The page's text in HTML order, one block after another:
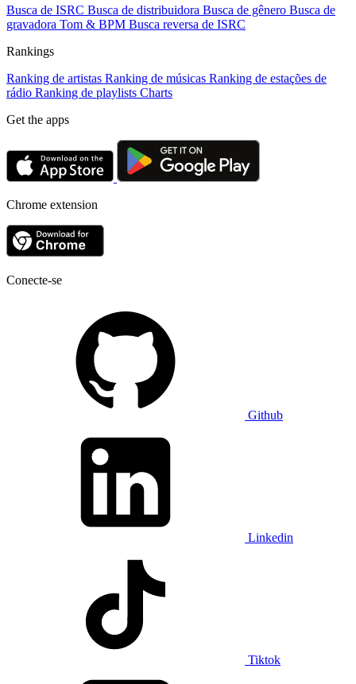
Busca de ISRC Busca de distribuidora Busca de gênero Busca de
gravadora Tom & BPM Busca reversa de ISRC
Rankings
Ranking de artistas Ranking de músicas Ranking de estações de
rádio Ranking de playlists Charts
Get the apps
Chrome extension
Conecte-se
Github
Linkedin
Tiktok